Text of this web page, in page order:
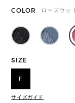
COLOR ローズウッ
SIZE
F
サイズガイド